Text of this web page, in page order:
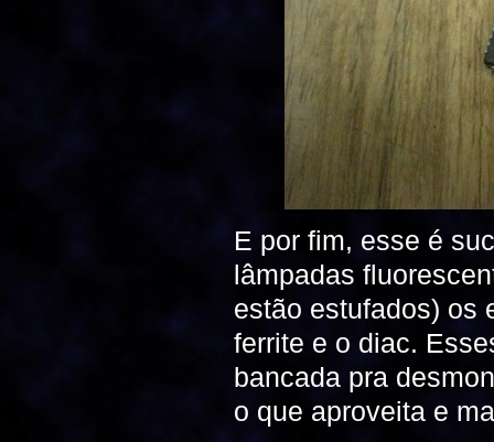
E por fim, esse é
lâmpadas
estão estufados) os
ferrite e o diac.
bancada pra
o que aproveita e